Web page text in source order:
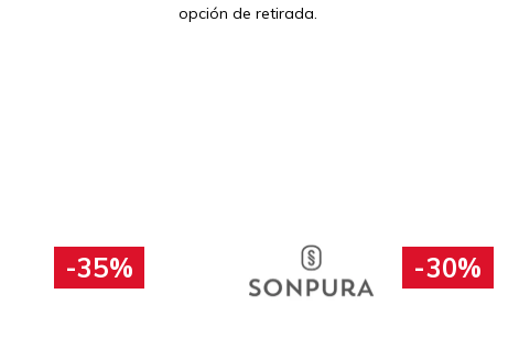
opción de retirada.
-35% -30%